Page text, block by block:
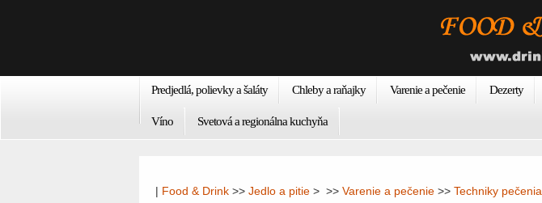
Predjedlá, polievky a šaláty Chleby a raňajky Varenie a pečenie Dezerty
Víno Svetová a regionálna kuchyňa
| Food & Drink >> Jedlo a pitie > >> Varenie a pečenie >> Techniky pečenia